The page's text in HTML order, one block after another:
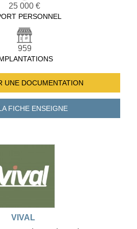
25 000 €
PERSONNEL
959
UNE DOCUMENTATION
FICHEENSEIGNE
VIVAL